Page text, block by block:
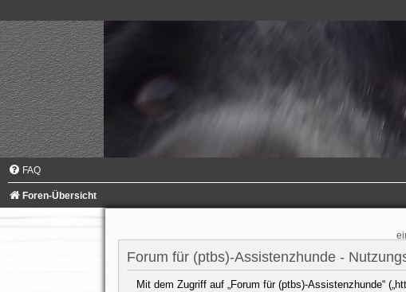
FAQ
Foren-Übersicht
Forum für (ptbs)-Assistenzhunde -
Mit dem Zugriff auf „Forum für (ptbs)-Assistenzhunde“